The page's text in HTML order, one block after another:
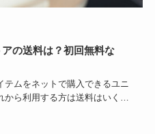
の送料は？初回無料な
テムをネットで購入できるユニ
ら利用する方は送料はいくら